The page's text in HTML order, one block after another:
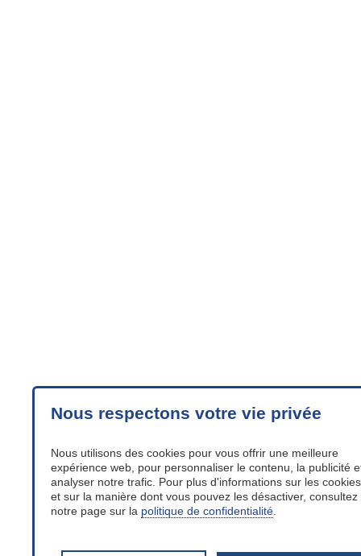
Nous respectons votre vie privée
Nous utilisons des cookies pour vous offrir une meilleure
expérience web, pour personnaliser le contenu, la publicité
analyser notre trafic. Pour plus d'informations sur les cookies
et sur la manière dont vous pouvez les désactiver, consultez
notre page sur la politique de confidentialité.